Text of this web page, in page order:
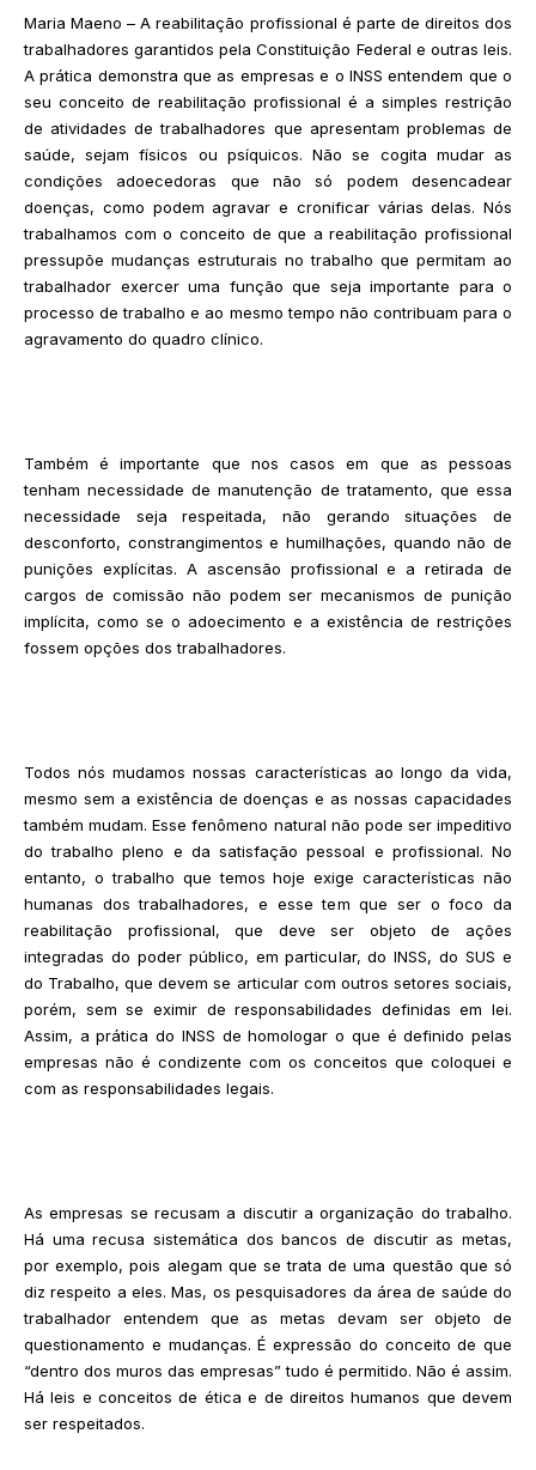
Maria Maeno – A reabilitação profissional é parte de direitos dos
trabalhadores garantidos pela Constituição Federal e outras leis.
A prática demonstra que as empresas e o INSS entendem que o
seu conceito de reabilitação profissional é a simples restrição
de atividades de trabalhadores que apresentam problemas de
saúde, sejam físicos ou psíquicos. Não se cogita mudar as
condições adoecedoras que não só podem desencadear
doenças, como podem agravar e cronificar várias delas. Nós
trabalhamos com o conceito de que a reabilitação profissional
pressupõe mudanças estruturais no trabalho que permitam ao
trabalhador exercer uma função que seja importante para o
processo de trabalho e ao mesmo tempo não contribuam para o
agravamento do quadro clínico.
Também é importante que nos casos em que as pessoas
tenham necessidade de manutenção de tratamento, que essa
necessidade seja respeitada, não gerando situações de
desconforto, constrangimentos e humilhações, quando não de
punições explícitas. A ascensão profissional e a retirada de
cargos de comissão não podem ser mecanismos de punição
implícita, como se o adoecimento e a existência de restrições
fossem opções dos trabalhadores.
Todos nós mudamos nossas características ao longo da vida,
mesmo sem a existência de doenças e as nossas capacidades
também mudam. Esse fenômeno natural não pode ser impeditivo
do trabalho pleno e da satisfação pessoal e profissional. No
entanto, o trabalho que temos hoje exige características não
humanas dos trabalhadores, e esse tem que ser o foco da
reabilitação profissional, que deve ser objeto de ações
integradas do poder público, em particular, do INSS, do SUS e
do Trabalho, que devem se articular com outros setores sociais,
porém, sem se eximir de responsabilidades definidas em lei.
Assim, a prática do INSS de homologar o que é definido pelas
empresas não é condizente com os conceitos que coloquei e
com as responsabilidades legais.
As empresas se recusam a discutir a organização do trabalho.
Há uma recusa sistemática dos bancos de discutir as metas,
por exemplo, pois alegam que se trata de uma questão que só
diz respeito a eles. Mas, os pesquisadores da área de saúde do
trabalhador entendem que as metas devam ser objeto de
questionamento e mudanças. É expressão do conceito de que
“dentro dos muros das empresas” tudo é permitido. Não é assim.
Há leis e conceitos de ética e de direitos humanos que devem
ser respeitados.